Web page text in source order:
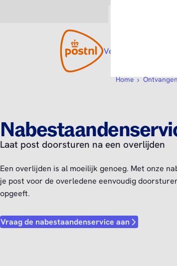
Versturen
Home
Laat post doorsturen na een overlijden
Een overlijden is al moeilijk genoeg. Met onze
je post voor de overledene eenvoudig
opgeeft.
Vraag de nabestaandenservice aan